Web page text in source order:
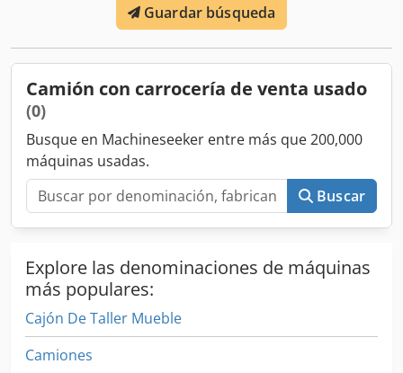
Guardar búsqueda
Camión con carrocería de venta usado
(0)
Busque en Machineseeker entre más que 200,000
máquinas usadas.
Buscar
Explore las denominaciones de máquinas
más populares:
Cajón De Taller Mueble
Camiones